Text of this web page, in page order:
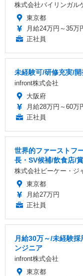
株式会社バイリンガル
東京都
月給24万円～35万
正社員
未経験可/研修充実/
infront株式会社
大阪府
月給28万円～60万
正社員
世界的ファーストフ
長・SV候補/飲食店/
株式会社ビーケー・ジ
東京都
月給27万円
正社員
月給30万～/未経験
ンジニア
infront株式会社
東京都